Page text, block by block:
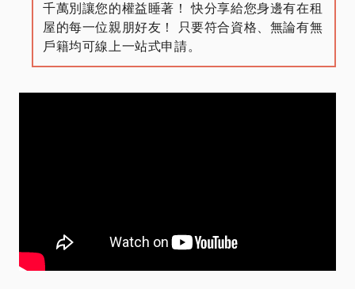
千萬別讓您的權益睡著！ 快分享給您身邊有在租
屋的每一位親朋好友！ 只要符合資格、無論有無
戶籍均可線上一站式申請。